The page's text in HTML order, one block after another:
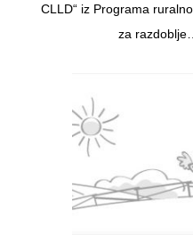
CLLD“ iz Programa
za